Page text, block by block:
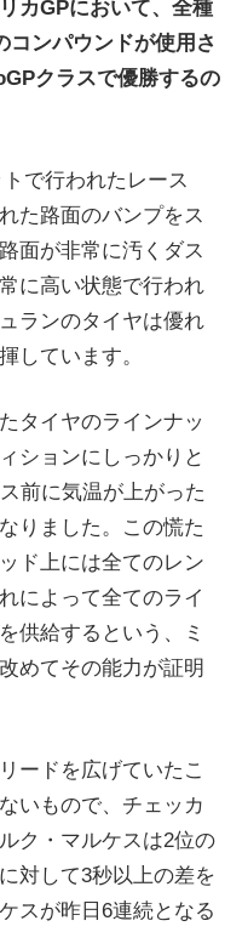
ク
ュ
ー
カGPにおいて、全種
ンパウンドが使用さ
クラスで優勝するの
で行われたレース
た路面のバンプをス
面が非常に汚くダス
に高い状態で行われ
ランのタイヤは優れ
しています。
タイヤのラインナッ
ションにしっかりと
前に気温が上がった
りました。この慌た
ド上には全てのレン
によって全てのライ
供給するという、ミ
めてその能力が証明
ードを広げていたこ
いもので、チェッカ
ク・マルケスは2位の
対して3秒以上の差を
スが昨日6連続となる